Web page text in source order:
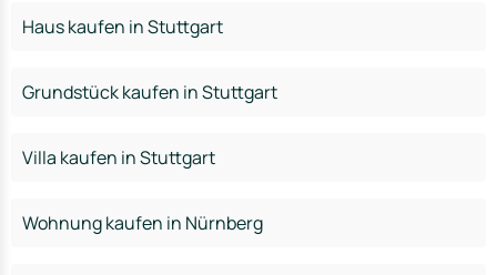
Haus kaufen in Stuttgart
Grundstück kaufen in Stuttgart
Villa kaufen in Stuttgart
Wohnung kaufen in Nürnberg